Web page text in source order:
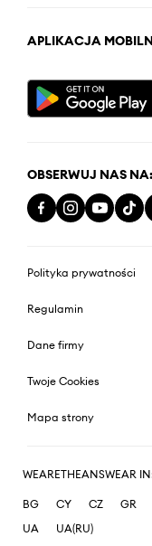
APLIKACJA
OBSERWUJ NAS NA:
Polityka prywatności
Regulamin
Dane firmy
Twoje Cookies
Mapa strony
WEARETHEANSWEAR
BG CY CZ GR
UA
UA(RU)